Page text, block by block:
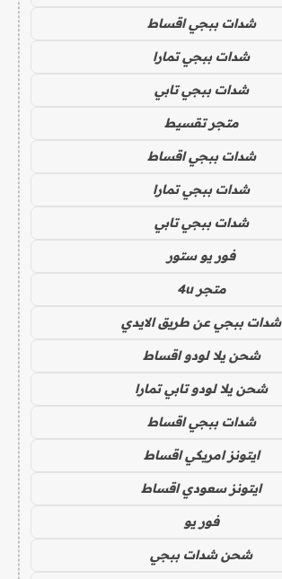
شدات ببجي اقساط
شدات ببجي تمارا
شدات ببجي تابي
متجر تقسيط
شدات ببجي اقساط
شدات ببجي تمارا
شدات ببجي تابي
فور يو ستور
متجر 4u
شدات ببجي عن طريق الايدي
شحن يلا لودو اقساط
شحن يلا لودو تابي تمارا
شدات ببجي اقساط
ايتونز امريكي اقساط
ايتونز سعودي اقساط
فور يو
شحن شدات ببجي